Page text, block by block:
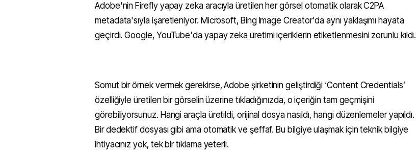
Adobe'nin Firefly yapay zeka aracıyla üretilen her görsel otomatik olarak C2PA
metadata'sıyla işaretleniyor. Microsoft, Bing Image Creator'da aynı yaklaşımı hayata
geçirdi. Google, YouTube'da yapay zeka üretimi içeriklerin etiketlenmesini zorunlu kıldı.
Somut bir örnek vermek gerekirse, Adobe şirketinin geliştirdiği ‘Content Credentials’
özelliğiyle üretilen bir görselin üzerine tıkladığınızda, o içeriğin tam geçmişini
görebiliyorsunuz. Hangi araçla üretildi, orijinal dosya nasıldı, hangi düzenlemeler yapıldı.
Bir dedektif dosyası gibi ama otomatik ve şeffaf. Bu bilgiye ulaşmak için teknik bilgiye
ihtiyacınız yok, tek bir tıklama yeterli.